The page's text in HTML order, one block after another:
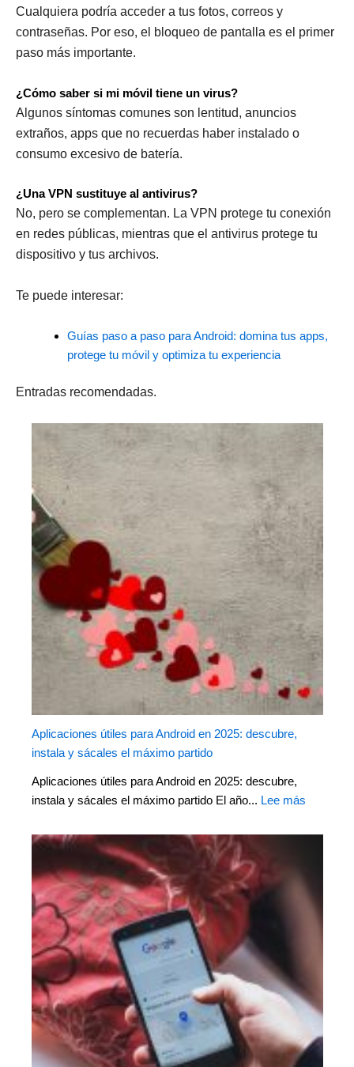
Cualquiera podría acceder a tus fotos, correos y
contraseñas. Por eso, el bloqueo de pantalla es el primer
paso más importante.
¿Cómo saber si mi móvil tiene un virus?
Algunos síntomas comunes son lentitud, anuncios
extraños, apps que no recuerdas haber instalado o
consumo excesivo de batería.
¿Una VPN sustituye al antivirus?
No, pero se complementan. La VPN protege tu conexión
en redes públicas, mientras que el antivirus protege tu
dispositivo y tus archivos.
Te puede interesar:
Guías paso a paso para Android: domina tus apps,
protege tu móvil y optimiza tu experiencia
Entradas recomendadas.
Aplicaciones útiles para Android en 2025: descubre,
instala y sácales el máximo partido
Aplicaciones útiles para Android en 2025: descubre,
instala y sácales el máximo partido El año... Lee más